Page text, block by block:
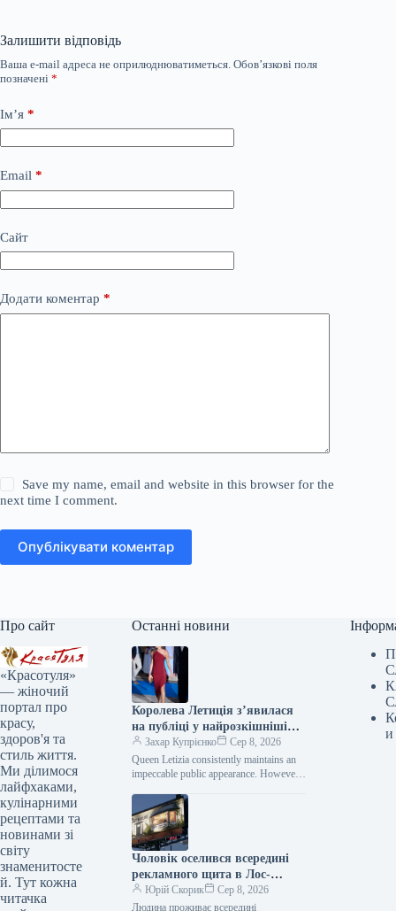
Залишити відповідь
Ваша e-mail адреса не оприлюднюватиметься. Обов’язкові поля
позначені *
Ім’я *
Email *
Сайт
Додати коментар *
Save my name, email and website in this browser for the
next time I comment.
Опублікувати коментар
Про сайт
«Красотуля»
— жіночий
портал про
красу,
здоров'я та
стиль життя.
Ми ділимося
лайфхаками,
кулінарними
рецептами та
новинами зі
світу
знаменитосте
й. Тут кожна
читачка
Останні новини
Королева Летиція з’явилася
на публіці у найрозкішнішій
сукні цього літа
Захар Купрієнко
Сер 8, 2026
Queen Letizia consistently maintains an
impeccable public appearance. However,
managed to surprise everyone.…
Чоловік оселився всередині
рекламного щита в Лос-
Анджелесі — Netflix рекламує
фільм “Останній дім” —
Юрій Скорик
Сер 8, 2026
Людина проживає всередині
и